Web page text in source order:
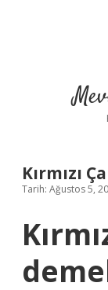
Kırmızı
Tarih: Ağustos 5,